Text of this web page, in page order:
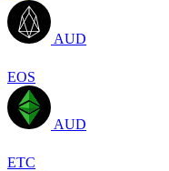
AUD
EOS
AUD
ETC